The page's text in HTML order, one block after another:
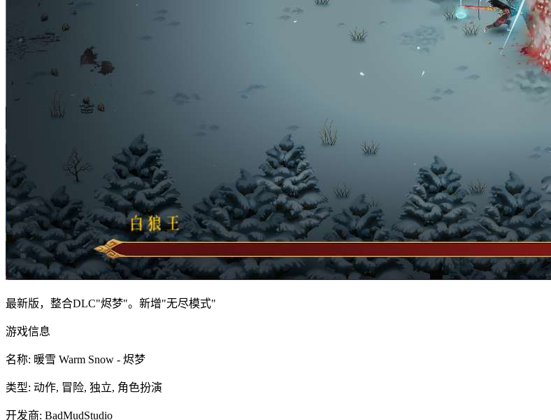
最新版，整合DLC"烬梦"。新增"无尽模式"
游戏信息
名称: 暖雪 Warm Snow - 烬梦
类型: 动作, 冒险, 独立, 角色扮演
开发商: BadMudStudio